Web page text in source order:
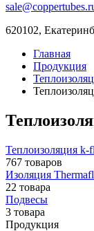
620102,
Главная
Продукция
Теплоизоляция k-
767 товаров
Изоляция
22 товара
Подвесы
3 товара
Продукция